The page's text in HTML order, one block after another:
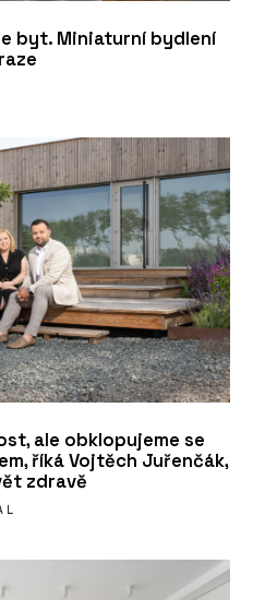
byt. Miniaturní bydlení
ale obklopujeme se
říká Vojtěch Juřenčák,
zdravě